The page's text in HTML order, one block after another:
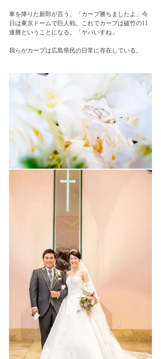
車を降りた新郎が言う。「カープ勝ちましたよ」今
日は東京ドームで巨人戦。これでカープは破竹の11
連勝ということになる。「ヤバいすね」
我らがカープは広島県民の日常に存在している。